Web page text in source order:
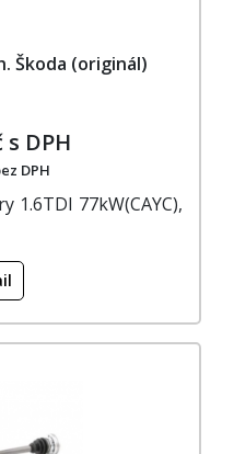
Škoda (originál)
s DPH
DPH
1.6TDI 77kW(CAYC),